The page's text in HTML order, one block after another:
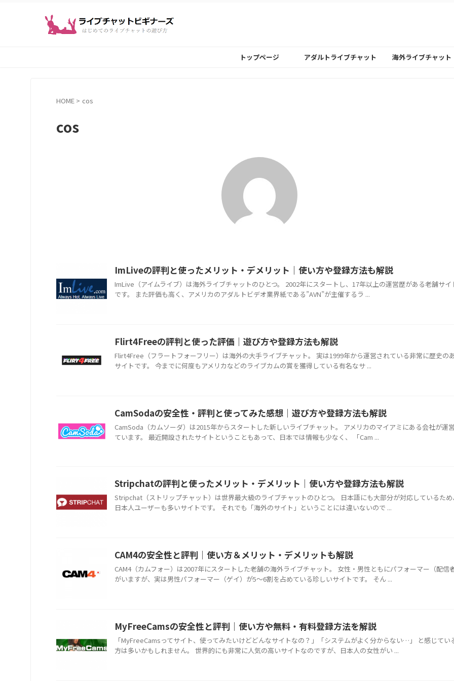
トップページ アダルトライブチャット 海外ライブチャット
HOME> cos
cos
ImLiveの評判と使ったメリット・デメリット｜使い方や登録方法も解説
ImLive（アイムライブ）は海外ライブチャットのひとつ。 2002年にスタートし、17年以上の運営歴がある老舗サイ
です。 また評価も高く、アメリカのアダルトビデオ業界紙である”AVN”が主催するラ ...
Flirt4Freeの評判と使った評価｜遊び方や登録方法も解説
Flirt4Free（フラートフォーフリー）は海外の大手ライブチャット。 実は1999年から運営されている非常に歴史の
サイトです。 今までに何度もアメリカなどのライブカムの賞を獲得している有名なサ ...
CamSodaの安全性・評判と使ってみた感想｜遊び方や登録方法も解説
CamSoda（カムソーダ）は2015年からスタートした新しいライブチャット。 アメリカのマイアミにある会社が運
ています。 最近開設されたサイトということもあって、日本では情報も少なく、 「Cam ...
Stripchatの評判と使ったメリット・デメリット｜使い方や登録方法も解説
Stripchat（ストリップチャット）は世界最大級のライブチャットのひとつ。 日本語にも大部分が対応しているため、
日本人ユーザーも多いサイトです。 それでも「海外のサイト」ということには違いないので ...
CAM4の安全性と評判｜使い方＆メリット・デメリットも解説
CAM4（カムフォー）は2007年にスタートした老舗の海外ライブチャット。 女性・男性ともにパフォーマー（配信者
がいますが、実は男性パフォーマー（ゲイ）が5～6割を占めている珍しいサイトです。 そん ...
MyFreeCamsの安全性と評判｜使い方や無料・有料登録方法を解説
「MyFreeCamsってサイト、使ってみたいけどどんなサイトなの？」「システムがよく分からない…」 と感じてい
方は多いかもしれません。 世界的にも非常に人気の高いサイトなのですが、日本人の女性がい ...